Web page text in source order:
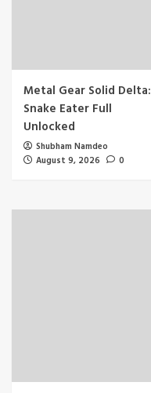
Metal Gear Solid Delta:
Snake Eater Full
Unlocked
Shubham Namdeo
August 9, 2026
0